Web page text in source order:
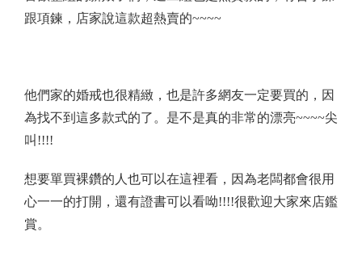
跟項鍊，店家說這款超熱賣的~~~~
他們家的婚戒也很精緻，也是許多網友一定要買的，因
為找不到這多款式的了。是不是真的非常的漂亮~~~~尖
叫 !!!!
想要單買裸鑽的人也可以在這裡看，因為老闆都會很用
心一一的打開，還有證書可以看呦!!!!很歡迎大家來店鑑
賞。